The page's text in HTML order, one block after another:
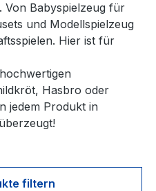
Von Babyspielzeug für
und Modellspielzeug
Hier ist für
Hasbro oder
jedem Produkt in
filtern